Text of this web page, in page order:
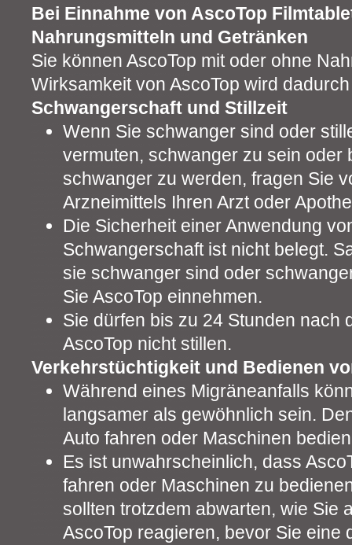
Bei Einnahme von AscoTop
Nahrungsmitteln und Getränken
Sie können AscoTop mit oder ohne
Wirksamkeit von AscoTop wird
Schwangerschaft und Stillzeit
Wenn Sie schwanger sind oder
vermuten, schwanger zu sein oder
schwanger zu werden, fragen Sie
Arzneimittels Ihren Arzt oder
Die Sicherheit einer Anwendung
Schwangerschaft ist nicht belegt.
sie schwanger sind oder
Sie AscoTop einnehmen.
Sie dürfen bis zu 24 Stunden nach
AscoTop nicht stillen.
Verkehrstüchtigkeit und Bedienen
Während eines Migräneanfalls
langsamer als gewöhnlich sein.
Auto fahren oder Maschinen
Es ist unwahrscheinlich, dass
fahren oder Maschinen zu
sollten trotzdem abwarten, wie Sie
AscoTop reagieren, bevor Sie eine